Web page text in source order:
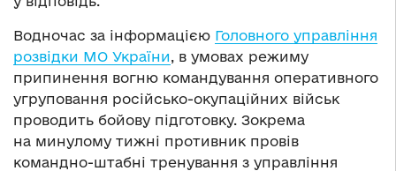
Водночас за інформацією Головного управління
розвідки МО України, в умовах режиму
припинення вогню командування оперативного
угруповання російсько-окупаційних військ
проводить бойову підготовку. Зокрема
на минулому тижні противник провів
командно-штабні тренування з управління